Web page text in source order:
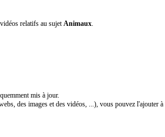
relatifs au sujetAnimaux.
mis à jour.
des images et des vidéos, ...), vous pouvez l'ajouter